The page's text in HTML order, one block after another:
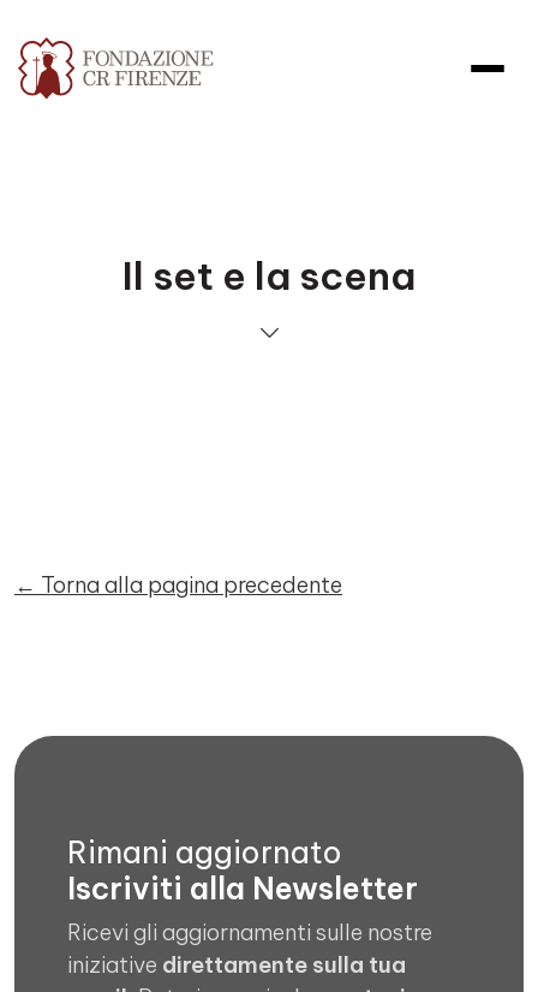
Il set e la scena
← Torna alla pagina precedente
Rimani aggiornato
Iscriviti alla Newsletter
Ricevi gli aggiornamenti sulle nostre
iniziative direttamente sulla tua